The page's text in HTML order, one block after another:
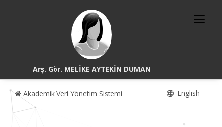
Arş. Gör. MELİKE AYTEKİN DUMAN
Akademik Veri Yönetim Sistemi English